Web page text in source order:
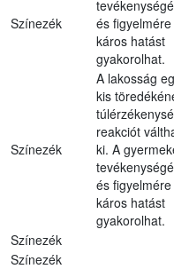
Színezék
és figyelmére
káros hatást
gyakorolhat.
Színezék
A lakosság
kis
reakciót
ki. A
és figyelmére
káros hatást
gyakorolhat.
Színezék
Színezék